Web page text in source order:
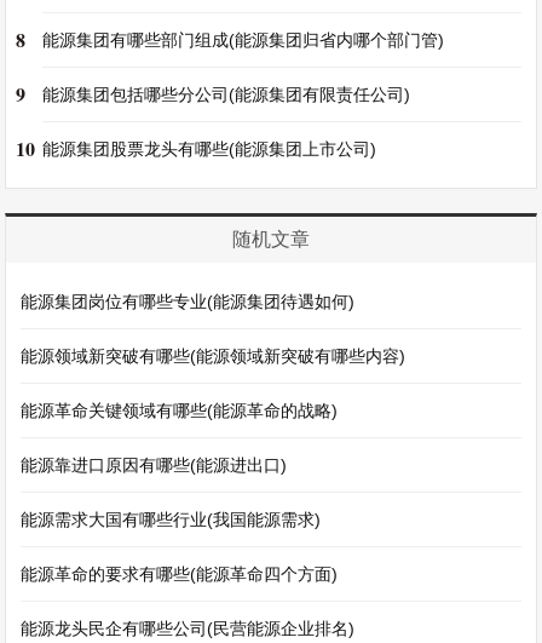
8 能源集团有哪些部门组成(能源集团归省内哪个部门管)
9 能源集团包括哪些分公司(能源集团有限责任公司)
10 能源集团股票龙头有哪些(能源集团上市公司)
随机文章
能源集团岗位有哪些专业(能源集团待遇如何)
能源领域新突破有哪些(能源领域新突破有哪些内容)
能源革命关键领域有哪些(能源革命的战略)
能源靠进口原因有哪些(能源进出口)
能源需求大国有哪些行业(我国能源需求)
能源革命的要求有哪些(能源革命四个方面)
能源龙头民企有哪些公司(民营能源企业排名)